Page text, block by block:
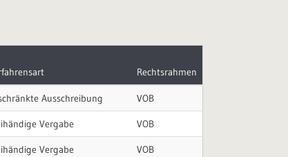
Rechtsrahmen
Ausschreibung VOB
Vergabe VOB
Vergabe VOB